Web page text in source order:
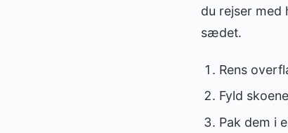
du rejser med
sædet.
Rens
Fyld
Pak dem i